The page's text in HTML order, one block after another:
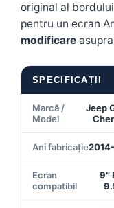
Conectică Audi
Conectică Volkswagen
Conectică Mercedes
Conectică Ford
Conectică Opel
original al
pentru un ecran
modificare
SPECIFICAȚII
Marcă /
Model
Jeep
Ani fabricație
Ecran
compatibil
9″